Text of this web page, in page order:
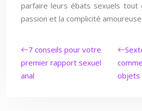
parfaire leurs ébats sexuels tout
passion et la complicité amoureuse.
7 conseils pour votre
premier rapport sexuel
anal
objets